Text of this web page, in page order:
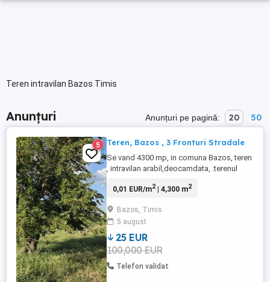
Teren intravilan Bazos Timis
Anunțuri Anunțuri pe pagină: 20 50
5 Teren, Bazos , 3 Fronturi Stradale
Se vand 4300 mp, in comuna Bazos, teren
, intravilan arabil,deocamdata, .terenul
stradale,62,73-69,52 si 66,94 situat intre
sudica a terenului. terenul este pretabil
pentru o investitie medie, zona este
deosebita. Pretul de vanzare ...
0,01 EUR/m2| 4,300 m2
Bazos, Timis
5 august
25 EUR
100,000 EUR
Telefon validat